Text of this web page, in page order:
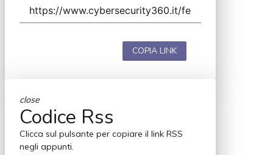
COPIA LINK
close
Codice Rss
Clicca sul pulsante per copiare il link RSS
negli appunti.